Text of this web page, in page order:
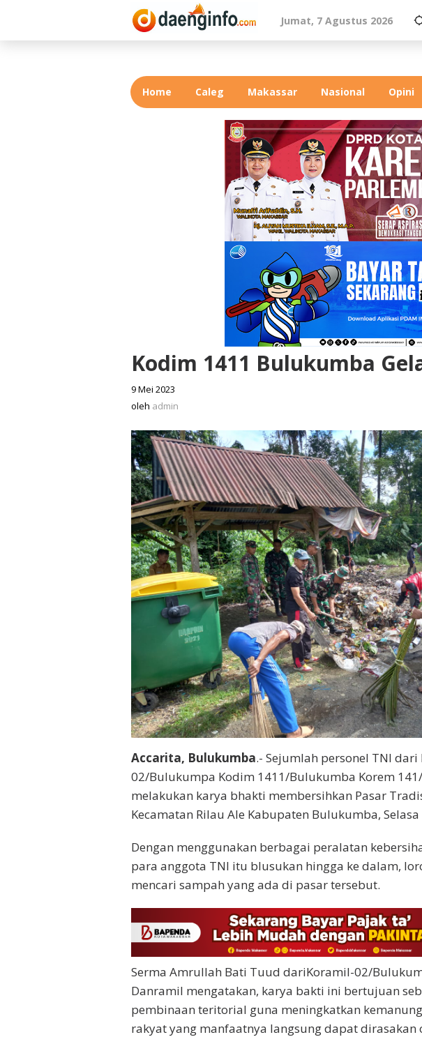
Jumat, 7 Agustus 2026
Home Caleg Makassar Nasional Opini
Kodim 1411 Bulukumba
9 Mei 2023
oleh admin
Accarita, Bulukumba.- Sejumlah personel TNI
02/Bulukumpa Kodim 1411/Bulukumba Korem
melakukan karya bhakti membersihkan Pasar
Kecamatan Rilau Ale Kabupaten Bulukumba,
Dengan menggunakan berbagai peralatan
para anggota TNI itu blusukan hingga ke dalam,
mencari sampah yang ada di pasar tersebut.
Serma Amrullah Bati Tuud dariKoramil-02/
Danramil mengatakan, karya bakti ini bertujuan
pembinaan teritorial guna meningkatkan
rakyat yang manfaatnya langsung dapat dirasakan